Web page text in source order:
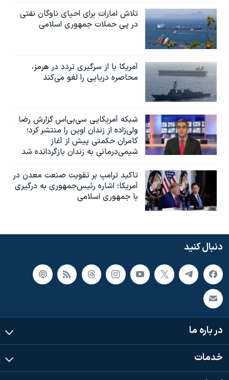
تلاش امارات برای احیای ناوگان نفتی
در پی حملات جمهوری اسلامی
آمریکا با از سرگیری تردد در هرمز،
محاصره دریایی را لغو می‌کند
شبکه آمریکایی سی‌بی‌‌اس گزارش رضا
ولی‌زاده از زندان اوین را منتشر کرد؛
کامران حکمتی پیش از آغاز
شیمی‌درمانی به زندان بازگردانده شد
تاکید ترامپ بر تقویت صنعت معدن در
آمریکا؛ اشاره رئیس‌جمهوری به درگیری
با جمهوری اسلامی
دنبال کنید
در باره ما
خدمات